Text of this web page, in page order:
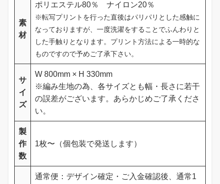
素
材
ポリエステル80％ ナイロン20％
※転写プリントを行った直後はパリパリとした感触に
なっておりますが、一度洗濯をすることでふんわりと
した手触りとなります。プリント方法による一時的な
ものですので予めご了承下さい。
サ
イ
ズ
W 800mm × H 330mm
※編み生地の為、各サイズとも幅・長さに若干
の誤差がございます。あらかじめご了承くださ
い。
製
作
数
1枚〜（個包装で発送します）
通常便：デザイン確定・ご入金確認後、通常1